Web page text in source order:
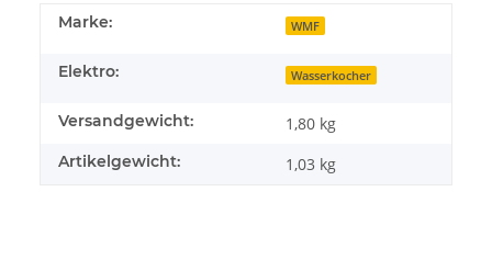
Marke: WMF
Elektro: Wasserkocher
Versandgewicht: 1,80 kg
Artikelgewicht: 1,03 kg